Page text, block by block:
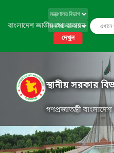
বাংলাদেশ জাতীয় তথ্য বাতায়ন
দেখুন
স্থানীয় সরকার
গণপ্রজাতন্ত্রী